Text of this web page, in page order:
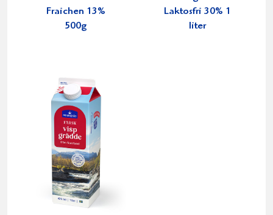
Fraichen 13%
500g
Laktosfri 30% 1
liter